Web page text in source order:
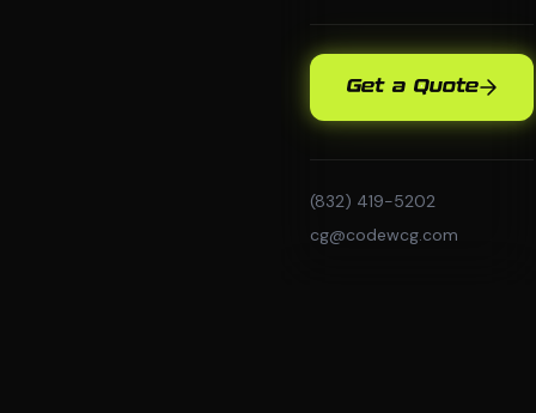
Get a Quote
(832) 419-5202
cg@codewcg.com